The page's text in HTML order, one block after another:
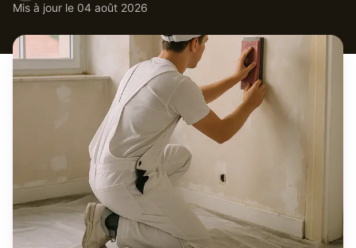
Mis à jour le 04 août 2026